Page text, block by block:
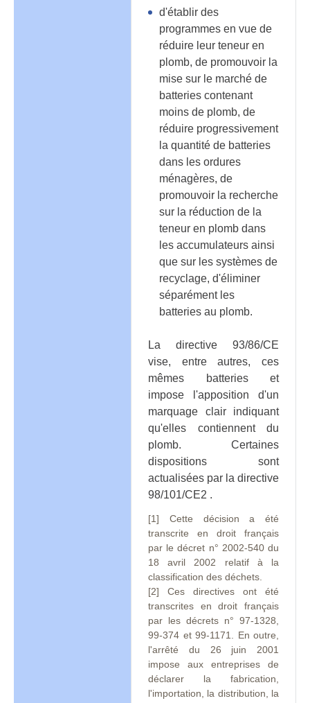
d'établir des
programmes en vue de
réduire leur teneur en
plomb, de promouvoir la
mise sur le marché de
batteries contenant
moins de plomb, de
réduire progressivement
la quantité de batteries
dans les ordures
ménagères, de
promouvoir la recherche
sur la réduction de la
teneur en plomb dans
les accumulateurs ainsi
que sur les systèmes de
recyclage, d'éliminer
séparément les
batteries au plomb.
La directive 93/86/CE
vise, entre autres, ces
mêmes batteries et
impose l'apposition d'un
marquage clair indiquant
qu'elles contiennent du
plomb. Certaines
dispositions sont
actualisées par la directive
98/101/CE2 .
[1] Cette décision a été
transcrite en droit français
par le décret n° 2002-540 du
18 avril 2002 relatif à la
classification des déchets.
[2] Ces directives ont été
transcrites en droit français
par les décrets n° 97-1328,
99-374 et 99-1171. En outre,
l'arrêté du 26 juin 2001
impose aux entreprises de
déclarer la fabrication,
l'importation, la distribution, la